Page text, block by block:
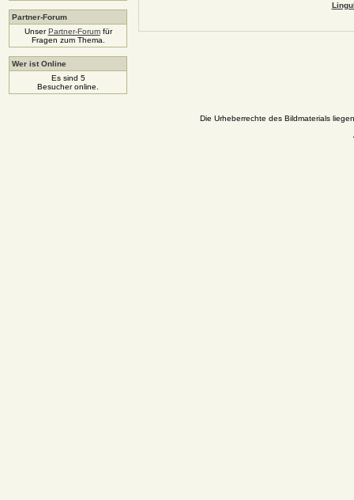
Partner-Forum
UnserPartner-Forumfür
Fragen zum Thema.
Wer ist Online
Es sind 5
Besucher online.
Die Urheberrechte des Bildmaterials